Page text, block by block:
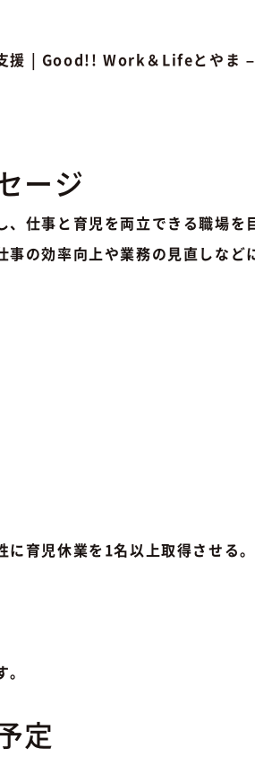
支援 | Good!! Work＆Lifeとや
ージ
仕事と育児を両立できる職場
の効率向上や業務の見直しな
育児休業を1名以上取得させる。
定